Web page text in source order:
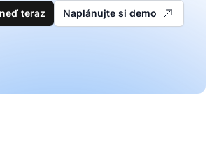
teraz Naplánujte si demo